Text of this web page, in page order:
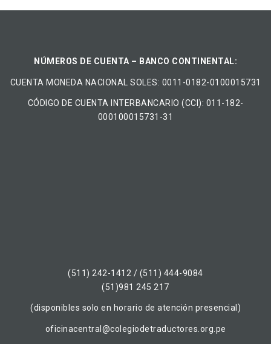
NÚMEROS DE CUENTA – BANCO CONTINENTAL:
CUENTA MONEDA NACIONAL​ ​SOLES​: 0011-0182-0100015731
CÓDIGO DE CUENTA INTERBANCARIO (CCI): 011-182-
000100015731-31
(511) 242-1412 / (511) 444-9084
(51)981 245 217
(disponibles solo en horario de atención presencial)
oficinacentral@colegiodetraductores.org.pe